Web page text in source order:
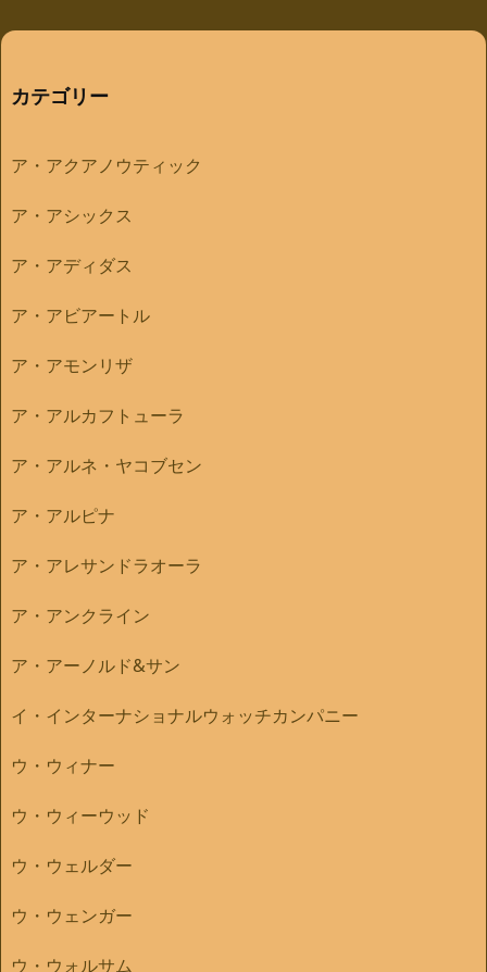
カテゴリー
ア・アクアノウティック
ア・アシックス
ア・アディダス
ア・アビアートル
ア・アモンリザ
ア・アルカフトューラ
ア・アルネ・ヤコブセン
ア・アルピナ
ア・アレサンドラオーラ
ア・アンクライン
ア・アーノルド&サン
イ・インターナショナルウォッチカンパニー
ウ・ウィナー
ウ・ウィーウッド
ウ・ウェルダー
ウ・ウェンガー
ウ・ウォルサム